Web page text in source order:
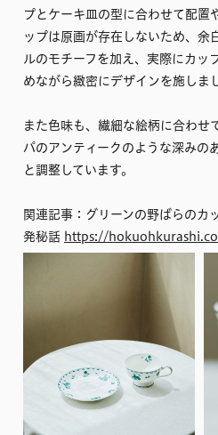
プとケーキ皿の型に合わせて配置
ップは原画が存在しないため、余
ルのモチーフを加え、実際にカッ
めながら緻密にデザインを施しま
また色味も、繊細な絵柄に合わせ
パのアンティークのような深みの
と調整しています。
関連記事：グリーンの野ばらのカ
発秘話 https://